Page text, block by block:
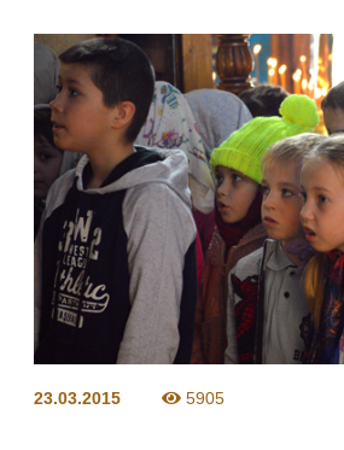
23.03.2015 5905